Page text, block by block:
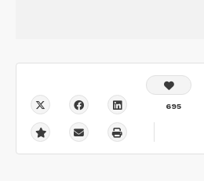
695